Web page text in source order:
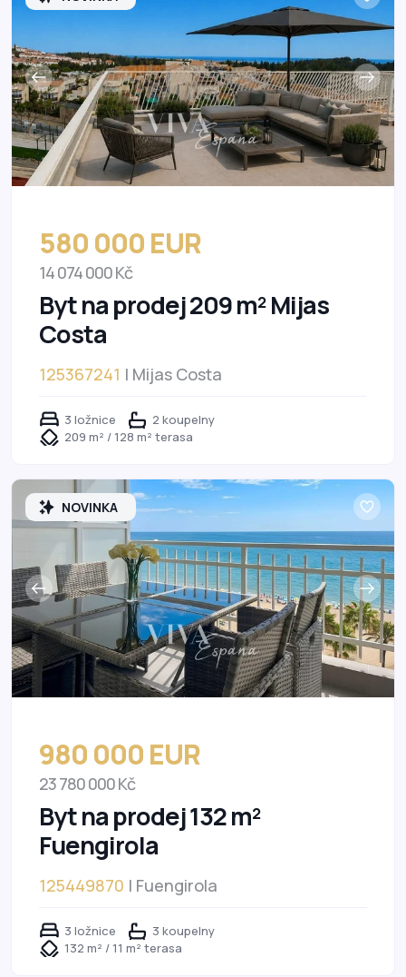
580 000 EUR
14 074 000 Kč
Byt na prodej 209 m² Mijas
Costa
125367241 | Mijas Costa
3 ložnice
2 koupelny
209 m² / 128 m² terasa
NOVINKA
980 000 EUR
23 780 000 Kč
Byt na prodej 132 m²
Fuengirola
125449870 | Fuengirola
3 ložnice
3 koupelny
132 m² / 11 m² terasa